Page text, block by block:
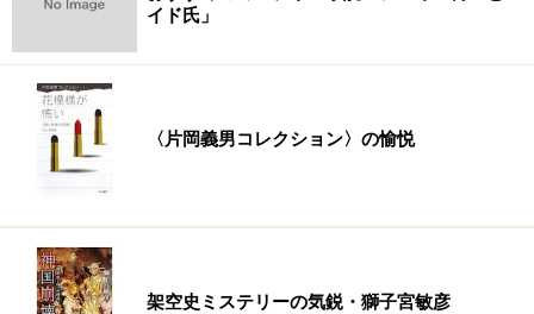
イド氏」
〈片岡義男コレクション〉の愉悦
架空史ミステリーの気鋭・獅子宮敏彦